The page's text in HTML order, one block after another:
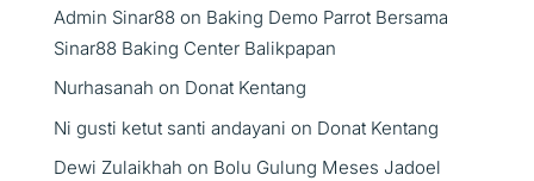
Admin Sinar88on Baking Demo Parrot Bersama
Sinar88 Baking Center Balikpapan
Nurhasanah on Donat Kentang
Ni gusti ketut santi andayani on Donat Kentang
Dewi Zulaikhah on Bolu Gulung Meses Jadoel